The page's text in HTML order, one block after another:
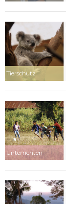
Tierschutz
Unterrichten